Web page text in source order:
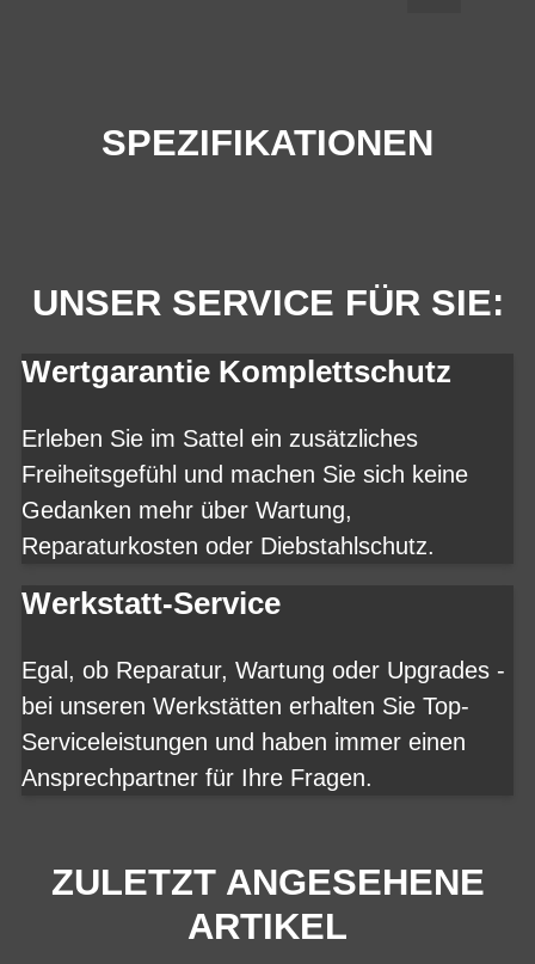
SPEZIFIKATIONEN
UNSER SERVICE FÜR SIE:
Wertgarantie Komplettschutz
Erleben Sie im Sattel ein zusätzliches
Freiheitsgefühl und machen Sie sich keine
Gedanken mehr über Wartung,
Reparaturkosten oder Diebstahlschutz.
Werkstatt-Service
Egal, ob Reparatur, Wartung oder Upgrades -
bei unseren Werkstätten erhalten Sie Top-
Serviceleistungen und haben immer einen
Ansprechpartner für Ihre Fragen.
ZULETZT ANGESEHENE
ARTIKEL